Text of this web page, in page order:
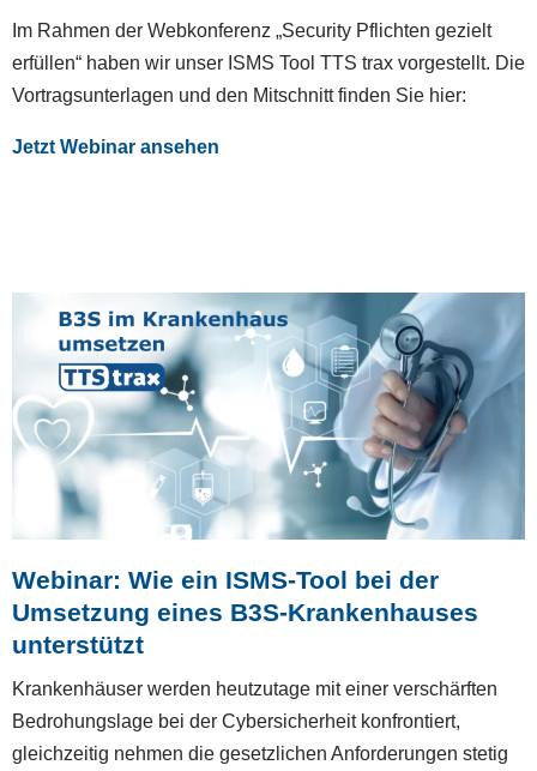
Im Rahmen der Webkonferenz „Security Pflichten gezielt
erfüllen“ haben wir unser ISMS Tool TTS trax vorgestellt. Die
Vortragsunterlagen und den Mitschnitt finden Sie hier:
Jetzt Webinar ansehen
Webinar: Wie ein ISMS-Tool bei der
Umsetzung eines B3S-Krankenhauses
unterstützt
Krankenhäuser werden heutzutage mit einer verschärften
Bedrohungslage bei der Cybersicherheit konfrontiert,
gleichzeitig nehmen die gesetzlichen Anforderungen stetig